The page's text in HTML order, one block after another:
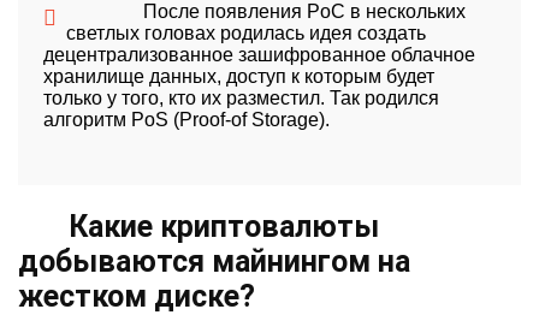
После появления PoC в нескольких
светлых головах родилась идея создать
децентрализованное зашифрованное облачное
хранилище данных, доступ к которым будет
только у того, кто их разместил. Так родился
алгоритм PoS (Proof-of Storage).
Какие криптовалюты
добываются майнингом на
жестком диске?